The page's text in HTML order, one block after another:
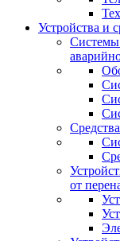
Устройства и
Системы
от